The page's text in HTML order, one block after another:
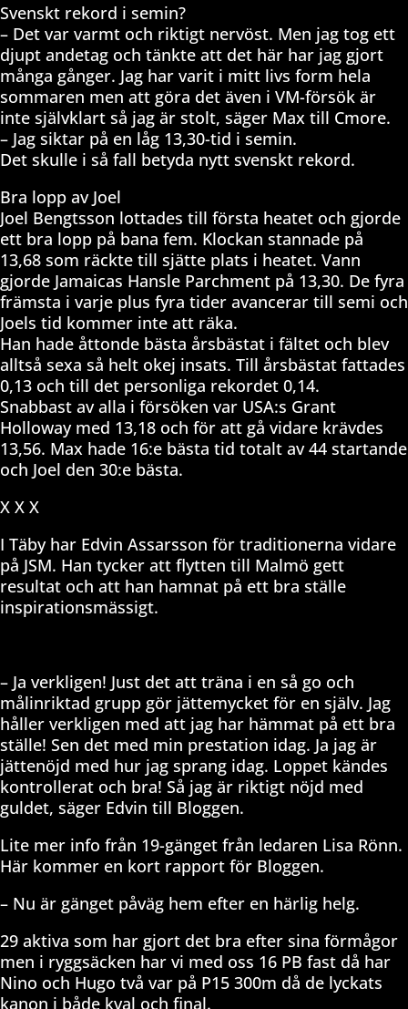
Svenskt rekord i semin?
– Det var varmt och riktigt nervöst. Men jag tog ett
djupt andetag och tänkte att det här har jag gjort
många gånger. Jag har varit i mitt livs form hela
sommaren men att göra det även i VM-försök är
inte självklart så jag är stolt, säger Max till Cmore.
– Jag siktar på en låg 13,30-tid i semin.
Det skulle i så fall betyda nytt svenskt rekord.
Bra lopp av Joel
Joel Bengtsson lottades till första heatet och gjorde
ett bra lopp på bana fem. Klockan stannade på
13,68 som räckte till sjätte plats i heatet. Vann
gjorde Jamaicas Hansle Parchment på 13,30. De fyra
främsta i varje plus fyra tider avancerar till semi och
Joels tid kommer inte att räka.
Han hade åttonde bästa årsbästat i fältet och blev
alltså sexa så helt okej insats. Till årsbästat fattades
0,13 och till det personliga rekordet 0,14.
Snabbast av alla i försöken var USA:s Grant
Holloway med 13,18 och för att gå vidare krävdes
13,56. Max hade 16:e bästa tid totalt av 44 startande
och Joel den 30:e bästa.
X X X
I Täby har Edvin Assarsson för traditionerna vidare
på JSM. Han tycker att flytten till Malmö gett
resultat och att han hamnat på ett bra ställe
inspirationsmässigt.
– Ja verkligen! Just det att träna i en så go och
målinriktad grupp gör jättemycket för en själv. Jag
håller verkligen med att jag har hämmat på ett bra
ställe! Sen det med min prestation idag. Ja jag är
jättenöjd med hur jag sprang idag. Loppet kändes
kontrollerat och bra! Så jag är riktigt nöjd med
guldet, säger Edvin till Bloggen.
Lite mer info från 19-gänget från ledaren Lisa Rönn.
Här kommer en kort rapport för Bloggen.
– Nu är gänget påväg hem efter en härlig helg.
29 aktiva som har gjort det bra efter sina förmågor
men i ryggsäcken har vi med oss 16 PB fast då har
Nino och Hugo två var på P15 300m då de lyckats
kanon i både kval och final.